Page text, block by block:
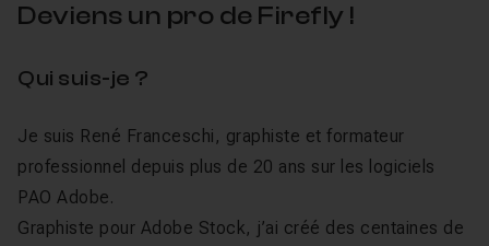
Deviens un pro de Firefly !
Qui suis-je ?
Je suis René Franceschi, graphiste et formateur
professionnel depuis plus de 20 ans sur les logiciels
PAO Adobe.
Graphiste pour Adobe Stock, j’ai créé des centaines de